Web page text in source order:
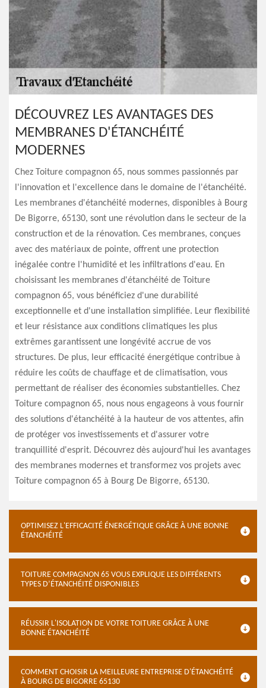
DÉCOUVREZ LES AVANTAGES DES
MEMBRANES D'ÉTANCHÉITÉ
MODERNES
Chez Toiture compagnon 65, nous sommes passionnés par
l'innovation et l'excellence dans le domaine de l'étanchéité.
Les membranes d'étanchéité modernes, disponibles à Bourg
De Bigorre, 65130, sont une révolution dans le secteur de la
construction et de la rénovation. Ces membranes, conçues
avec des matériaux de pointe, offrent une protection
inégalée contre l'humidité et les infiltrations d'eau. En
choisissant les membranes d'étanchéité de Toiture
compagnon 65, vous bénéficiez d'une durabilité
exceptionnelle et d'une installation simplifiée. Leur flexibilité
et leur résistance aux conditions climatiques les plus
extrêmes garantissent une longévité accrue de vos
structures. De plus, leur efficacité énergétique contribue à
réduire les coûts de chauffage et de climatisation, vous
permettant de réaliser des économies substantielles. Chez
Toiture compagnon 65, nous nous engageons à vous fournir
des solutions d'étanchéité à la hauteur de vos attentes, afin
de protéger vos investissements et d'assurer votre
tranquillité d'esprit. Découvrez dès aujourd'hui les avantages
des membranes modernes et transformez vos projets avec
Toiture compagnon 65 à Bourg De Bigorre, 65130.
OPTIMISEZ L'EFFICACITÉ ÉNERGÉTIQUE GRÂCE À UNE BONNE
ÉTANCHÉITÉ
TOITURE COMPAGNON 65 VOUS EXPLIQUE LES DIFFÉRENTS
TYPES D’ÉTANCHÉITÉ DISPONIBLES
RÉUSSIR L'ISOLATION DE VOTRE TOITURE GRÂCE À UNE
BONNE ÉTANCHÉITÉ
COMMENT CHOISIR LA MEILLEURE ENTREPRISE D'ÉTANCHÉITÉ
À BOURG DE BIGORRE 65130